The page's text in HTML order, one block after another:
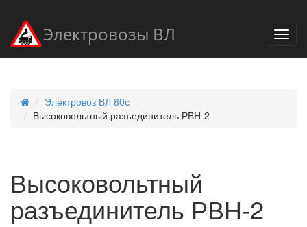
Электровозы ВЛ
Электровоз ВЛ 80с
Высоковольтный разъединитель РВН-2
Высоковольтный
разъединитель РВН-2